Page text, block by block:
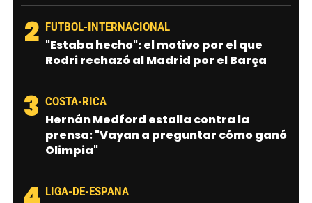
2 FUTBOL-INTERNACIONAL
"Estaba hecho": el motivo por el que
Rodri rechazó al Madrid por el Barça
3 COSTA-RICA
Hernán Medford estalla contra la
prensa: "Vayan a preguntar cómo ganó
Olimpia"
LIGA-DE-ESPANA